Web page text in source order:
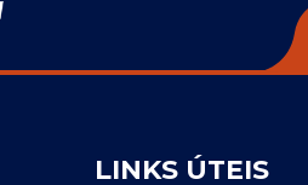
LINKS ÚTEIS